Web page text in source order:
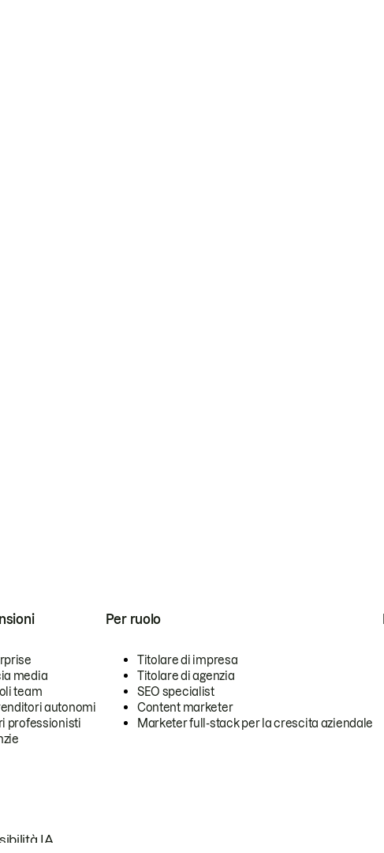
media
team
autonomi
professionisti
Per ruolo
Titolare di impresa
Titolare di agenzia
SEO specialist
Content marketer
Marketer full-stack per la crescita aziendale
IA.